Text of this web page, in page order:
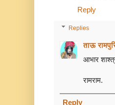
Reply
Replies
ताऊ
आभार
रामराम.
Reply